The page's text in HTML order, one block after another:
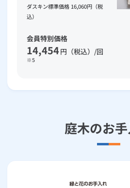
ダスキン標準価格 16,060円（税
込）
会員特別価格
14,454円（税込）/回
※5
庭木のお